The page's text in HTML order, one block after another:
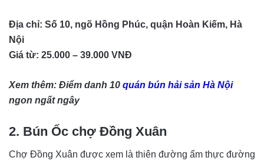
Địa chỉ: Số 10, ngõ Hồng Phúc, quận Hoàn Kiếm, Hà
Nội
Giá từ: 25.000 – 39.000 VNĐ
Xem thêm: Điểm danh 10 quán bún hải sản Hà Nội
ngon ngất ngây
2. Bún Ốc chợ Đồng Xuân
Chợ Đồng Xuân được xem là thiên đường ẩm thực đường